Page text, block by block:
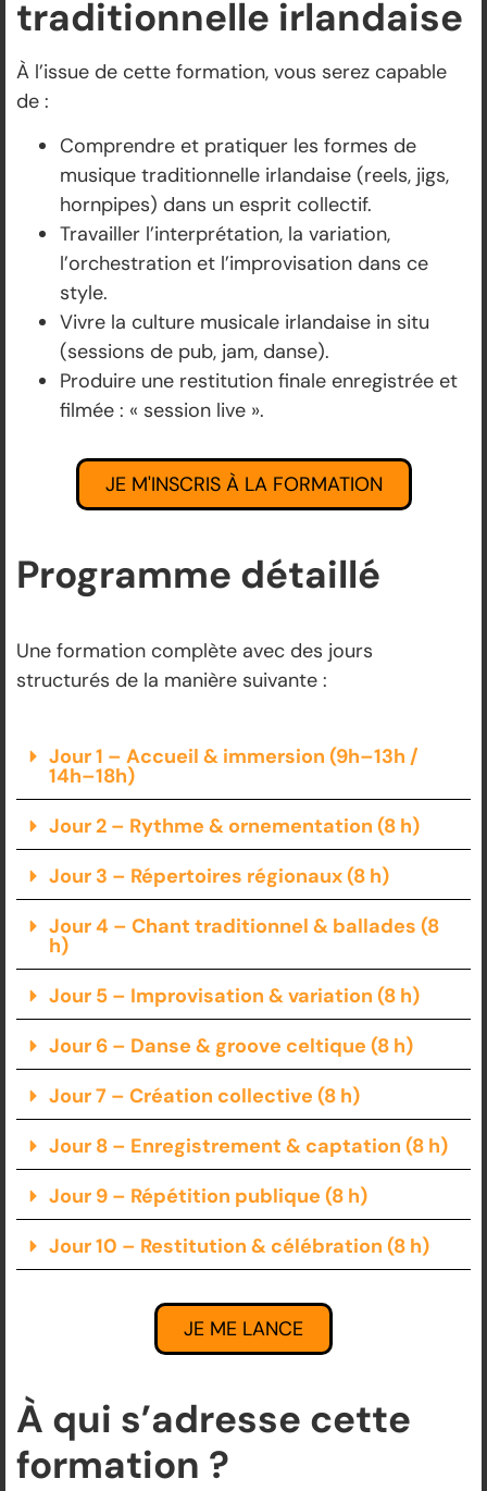
traditionnelle irlandaise
À l’issue de cette formation, vous serez capable
de :
Comprendre et pratiquer les formes de
musique traditionnelle irlandaise (reels, jigs,
hornpipes) dans un esprit collectif.
Travailler l’interprétation, la variation,
l’orchestration et l’improvisation dans ce
style.
Vivre la culture musicale irlandaise in situ
(sessions de pub, jam, danse).
Produire une restitution finale enregistrée et
filmée : « session live ».
JE M'INSCRIS À LA FORMATION
Programme détaillé
Une formation complète avec des jours
structurés de la manière suivante :
Jour 1 – Accueil & immersion (9h–13h /
14h–18h)
Jour 2 – Rythme & ornementation (8 h)
Jour 3 – Répertoires régionaux (8 h)
Jour 4 – Chant traditionnel & ballades (8
h)
Jour 5 – Improvisation & variation (8 h)
Jour 6 – Danse & groove celtique (8 h)
Jour 7 – Création collective (8 h)
Jour 8 – Enregistrement & captation (8 h)
Jour 9 – Répétition publique (8 h)
Jour 10 – Restitution & célébration (8 h)
JE ME LANCE
À qui s’adresse cette
formation ?